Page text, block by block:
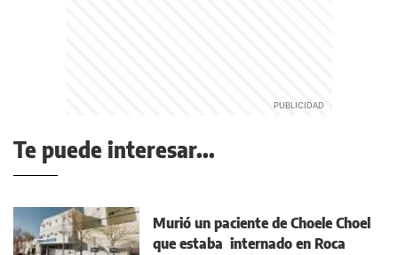
Te puede interesar...
Murió un paciente de Choele Choel
que estaba internado en Roca